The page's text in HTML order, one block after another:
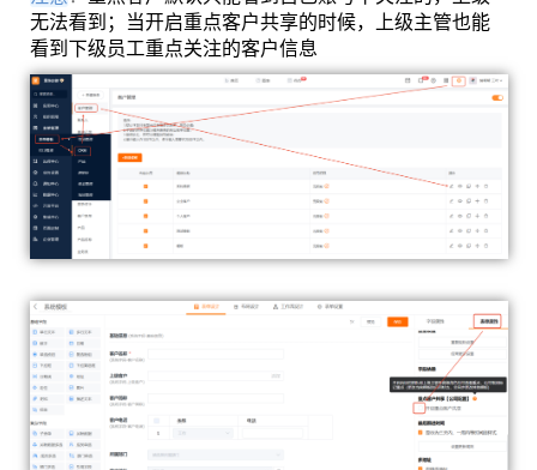
无法看到；当开启重点客户共享的时候，上级主管也能
看到下级员工重点关注的客户信息